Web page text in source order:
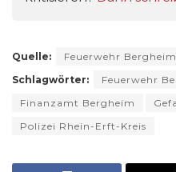
Quelle:
Feuerwehr Bergheim
Schlagwörter:
Feuerwehr
Finanzamt Bergheim
Polizei Rhein-Erft-Kreis